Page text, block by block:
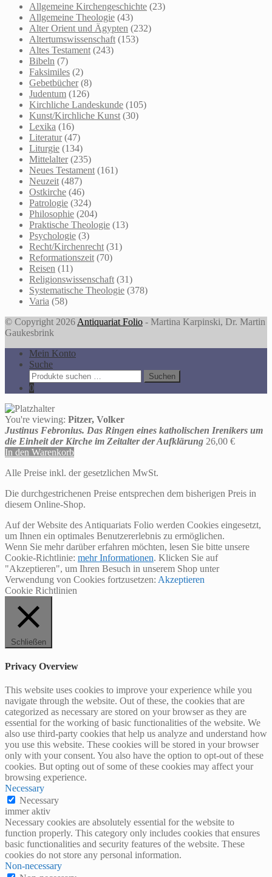
Allgemeine Kirchengeschichte (23)
Allgemeine Theologie (43)
Alter Orient und Ägypten (232)
Altertumswissenschaft (153)
Altes Testament (243)
Bibeln (7)
Faksimiles (2)
Gebetbücher (8)
Judentum (126)
Kirchliche Landeskunde (105)
Kunst/Kirchliche Kunst (30)
Lexika (16)
Literatur (47)
Liturgie (134)
Mittelalter (235)
Neues Testament (161)
Neuzeit (487)
Ostkirche (46)
Patrologie (324)
Philosophie (204)
Praktische Theologie (13)
Psychologie (3)
Recht/Kirchenrecht (31)
Reformationszeit (70)
Reisen (11)
Religionswissenschaft (31)
Systematische Theologie (378)
Varia (58)
© Copyright 2026 Antiquariat Folio - Martina Karpinski, Dr. Martin
Gaukesbrink
Mein Konto
Suche
Suche
nach:
Suchen
0
You're viewing: Pitzer, Volker
Justinus Febronius. Das Ringen eines katholischen Irenikers um
die Einheit der Kirche im Zeitalter der Aufklärung 26,00 €
In den Warenkorb
Alle Preise inkl. der gesetzlichen MwSt.
Die durchgestrichenen Preise entsprechen dem bisherigen Preis in
diesem Online-Shop.
Auf der Website des Antiquariats Folio werden Cookies eingesetzt,
um Ihnen ein optimales Benutzererlebnis zu ermöglichen.
Wenn Sie mehr darüber erfahren möchten, lesen Sie bitte unsere
Cookie-Richtlinie: mehr Informationen. Klicken Sie auf
"Akzeptieren", um Ihren Besuch in unserem Shop unter
Verwendung von Cookies fortzusetzen: Akzeptieren
Cookie Richtlinien
Schließen
Privacy Overview
This website uses cookies to improve your experience while you
navigate through the website. Out of these, the cookies that are
categorized as necessary are stored on your browser as they are
essential for the working of basic functionalities of the website. We
also use third-party cookies that help us analyze and understand how
you use this website. These cookies will be stored in your browser
only with your consent. You also have the option to opt-out of these
cookies. But opting out of some of these cookies may affect your
browsing experience.
Necessary
Necessary
immer aktiv
Necessary cookies are absolutely essential for the website to
function properly. This category only includes cookies that ensures
basic functionalities and security features of the website. These
cookies do not store any personal information.
Non-necessary